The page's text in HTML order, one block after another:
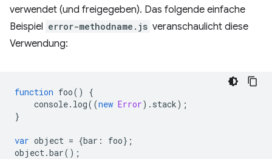
verwendet (und freigegeben). Das folgende einfache
Beispiel error-methodname.js veranschaulicht diese
Verwendung:
function foo()
{
console. log((new Error). stack);
}
var object = {bar : foo};
object .bar();